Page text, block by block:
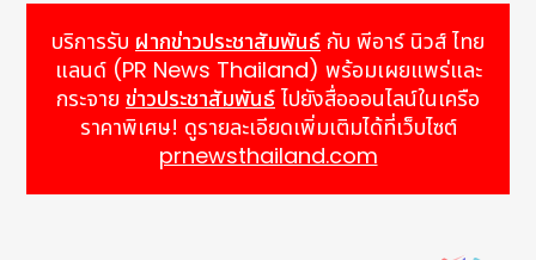
บริการรับ ฝากข่าวประชาสัมพันธ์ กับ พีอาร์ นิวส์ ไทย
แลนด์ (PR News Thailand) พร้อมเผยแพร่และ
กระจาย ข่าวประชาสัมพันธ์ ไปยังสื่อออนไลน์ในเครือ
ราคาพิเศษ! ดูรายละเอียดเพิ่มเติมได้ที่เว็บไซต์
prnewsthailand.com